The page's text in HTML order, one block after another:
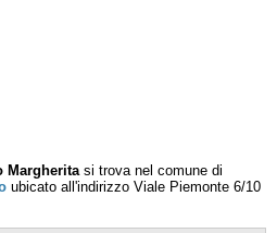
Margheritasi trova nel comune di
ubicato all'indirizzo Viale Piemonte 6/10